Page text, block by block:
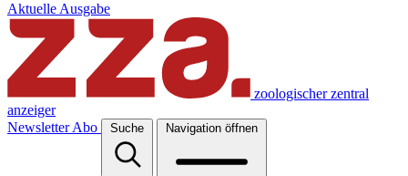
Aktuelle Ausgabe
zoologischer zentral
anzeiger
Newsletter Abo Suche Navigation öffnen